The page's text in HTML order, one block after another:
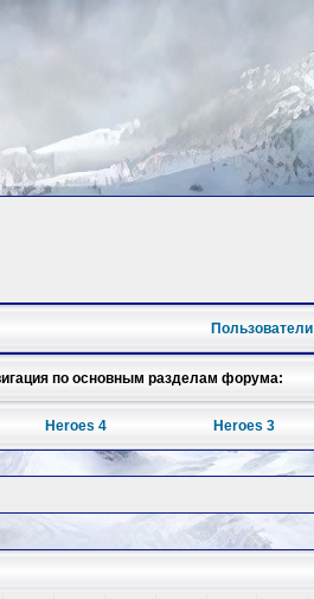
Пользователи
по основным разделам форума:
Heroes 4 Heroes 3